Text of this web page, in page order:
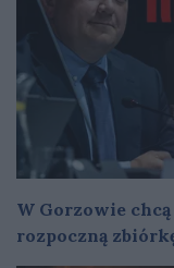
W Gorzowie
rozpoczną